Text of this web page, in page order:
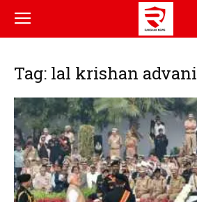
Tag: lal krishan advani